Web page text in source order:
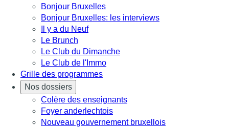
Bonjour Bruxelles
Bonjour Bruxelles: les interviews
Il y a du Neuf
Le Brunch
Le Club du Dimanche
Le Club de l'Immo
Grille des programmes
Nos dossiers
Colère des enseignants
Foyer anderlechtois
Nouveau gouvernement bruxellois